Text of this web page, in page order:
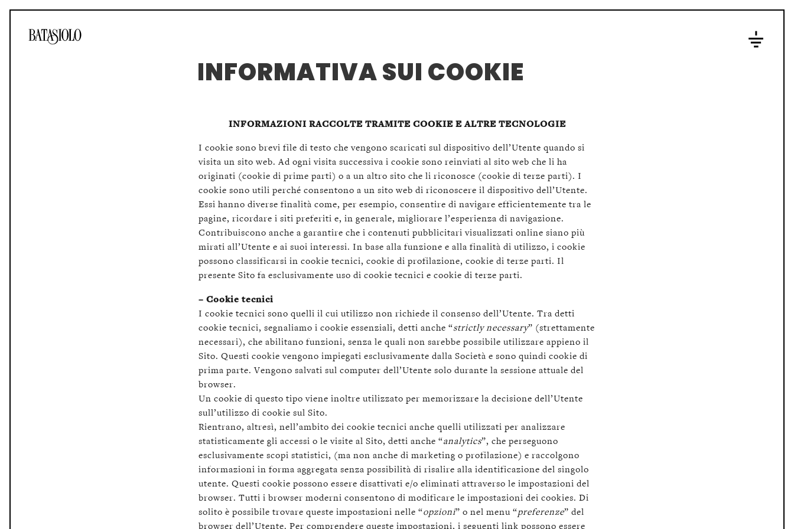
INFORMATIVA SUI COOKIE
INFORMAZIONI RACCOLTE TRAMITE COOKIE E ALTRE TECNOLOGIE
I cookie sono brevi file di testo che vengono scaricati sul dispositivo dell’Utente quando si
visita un sito web. Ad ogni visita successiva i cookie sono reinviati al sito web che li ha
originati (cookie di prime parti) o a un altro sito che li riconosce (cookie di terze parti). I
cookie sono utili perché consentono a un sito web di riconoscere il dispositivo dell’Utente.
Essi hanno diverse finalità come, per esempio, consentire di navigare efficientemente tra le
pagine, ricordare i siti preferiti e, in generale, migliorare l’esperienza di navigazione.
Contribuiscono anche a garantire che i contenuti pubblicitari visualizzati online siano più
mirati all’Utente e ai suoi interessi. In base alla funzione e alla finalità di utilizzo, i cookie
possono classificarsi in cookie tecnici, cookie di profilazione, cookie di terze parti. Il
presente Sito fa esclusivamente uso di cookie tecnici e cookie di terze parti.
– Cookie tecnici
I cookie tecnici sono quelli il cui utilizzo non richiede il consenso dell’Utente. Tra detti
cookie tecnici, segnaliamo i cookie essenziali, detti anche “strictly necessary” (strettamente
necessari), che abilitano funzioni, senza le quali non sarebbe possibile utilizzare appieno il
Sito. Questi cookie vengono impiegati esclusivamente dalla Società e sono quindi cookie di
prima parte. Vengono salvati sul computer dell’Utente solo durante la sessione attuale del
browser.
Un cookie di questo tipo viene inoltre utilizzato per memorizzare la decisione dell’Utente
sull’utilizzo di cookie sul Sito.
Rientrano, altresì, nell’ambito dei cookie tecnici anche quelli utilizzati per analizzare
statisticamente gli accessi o le visite al Sito, detti anche “analytics”, che perseguono
esclusivamente scopi statistici, (ma non anche di marketing o profilazione) e raccolgono
informazioni in forma aggregata senza possibilità di risalire alla identificazione del singolo
utente. Questi cookie possono essere disattivati e/o eliminati attraverso le impostazioni del
browser. Tutti i browser moderni consentono di modificare le impostazioni dei cookies. Di
solito è possibile trovare queste impostazioni nelle “opzioni” o nel menu “preferenze” del
browser dell’Utente. Per comprendere queste impostazioni, i seguenti link possono essere